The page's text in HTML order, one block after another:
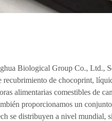
Biological Group Co., Ltd.,
de chocoprint,
alimentarias comestibles de
proporcionamos un
se distribuyen a nivel mundial,